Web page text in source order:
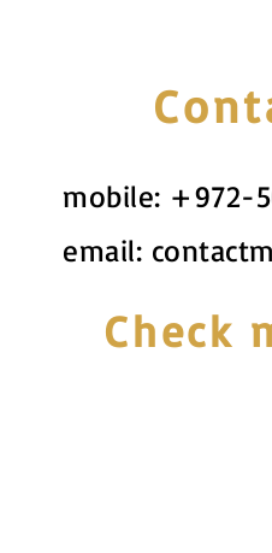
mobile: +972-
email:
Check